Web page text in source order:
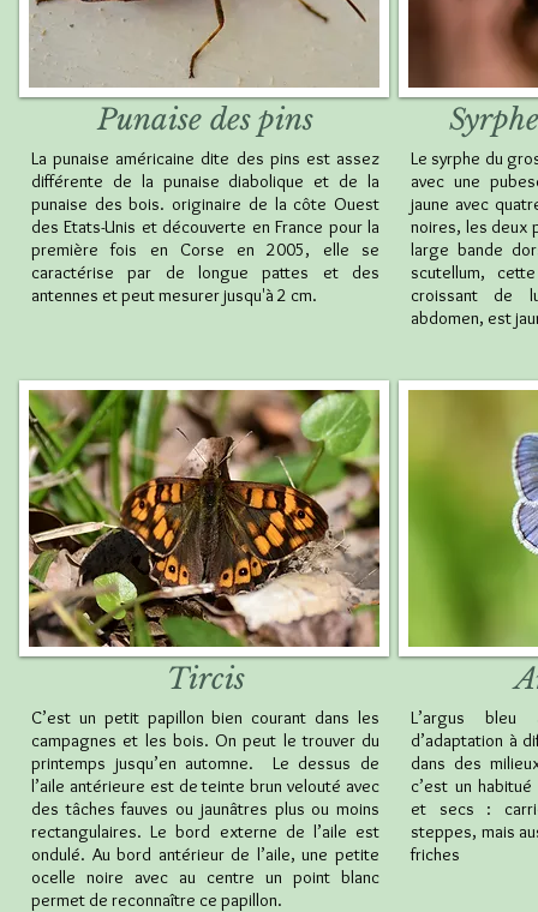
Punaise des pins
La punaise américaine dite des pins est assez
différente de la punaise diabolique et de la
punaise des bois. originaire de la côte Ouest
des Etats-Unis et découverte en France pour la
première fois en Corse en 2005, elle se
caractérise par de longue pattes et des
antennes et peut mesurer jusqu'à 2 cm.
Tircis
C’est un petit papillon bien courant dans les
campagnes et les bois. On peut le trouver du
printemps jusqu’en automne. Le dessus de
l’aile antérieure est de teinte brun velouté avec
des tâches fauves ou jaunâtres plus ou moins
rectangulaires. Le bord externe de l’aile est
ondulé. Au bord antérieur de l’aile, une petite
ocelle noire avec au centre un point blanc
permet de reconnaître ce papillon.
Le syrphe du
avec une
jaune avec
noires, les deux
large bande
scutellum,
croissant de
abdomen, est
L’argus
d’adaptation à
dans des
c’est un
et secs :
steppes, mais
friches